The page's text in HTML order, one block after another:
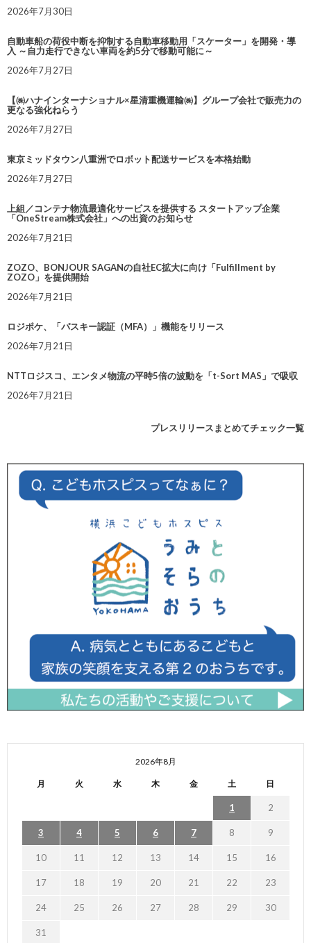
2026年7月30日
自動車船の荷役中断を抑制する自動車移動用「スケーター」を開発・導
入 ～自力走行できない車両を約5分で移動可能に～
2026年7月27日
【㈱ハナインターナショナル×星清重機運輸㈱】グループ会社で販売力の
更なる強化ねらう
2026年7月27日
東京ミッドタウン八重洲でロボット配送サービスを本格始動
2026年7月27日
上組／コンテナ物流最適化サービスを提供する スタートアップ企業
「OneStream株式会社」への出資のお知らせ
2026年7月21日
ZOZO、BONJOUR SAGANの自社EC拡大に向け「Fulfillment by
ZOZO」を提供開始
2026年7月21日
ロジポケ、「パスキー認証（MFA）」機能をリリース
2026年7月21日
NTTロジスコ、エンタメ物流の平時5倍の波動を「t-Sort MAS」で吸収
2026年7月21日
プレスリリースまとめてチェック一覧
2026年8月
月 火 水 木 金 土 日
1 2
3 4 5 6 7 8 9
10 11 12 13 14 15 16
17 18 19 20 21 22 23
24 25 26 27 28 29 30
31